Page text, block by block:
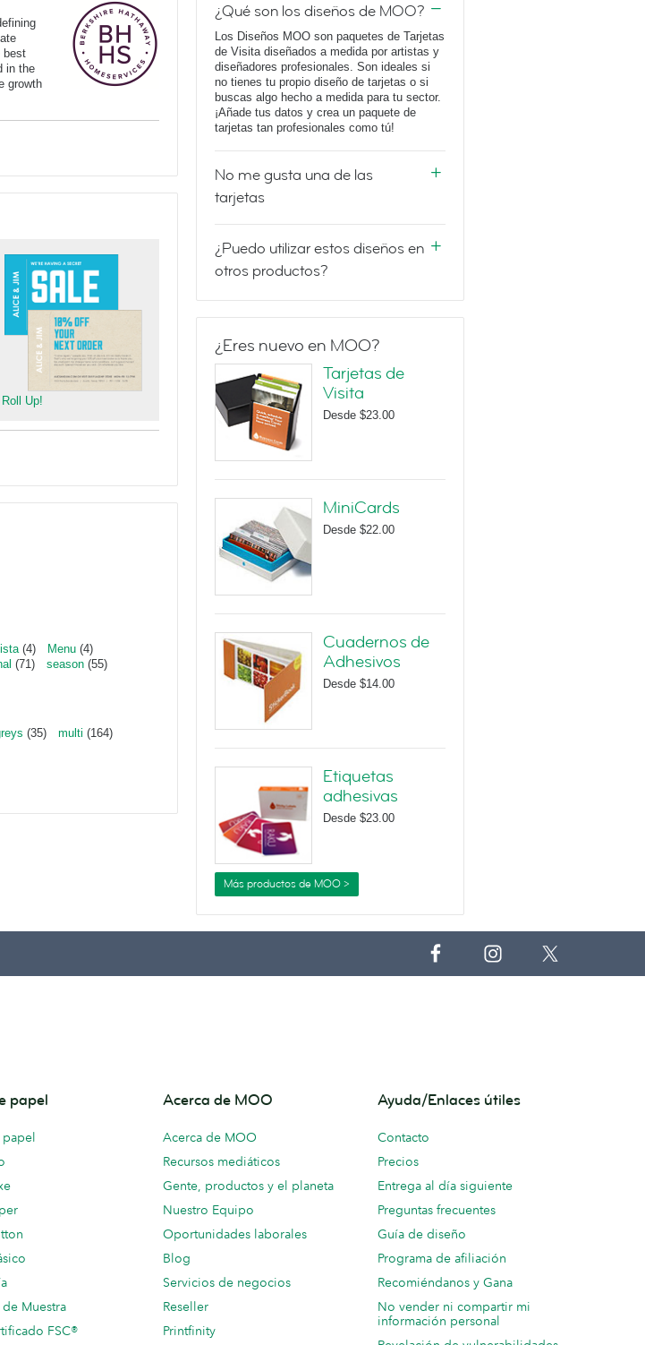
best
in the
growth
Roll Up!
(4) Menu (4)
(71) season (55)
(35) multi (164)
¿Qué son los diseños de MOO?
Los Diseños MOO son paquetes de Tarjetas
de Visita diseñados a medida por artistas y
diseñadores profesionales. Son ideales si
no tienes tu propio diseño de tarjetas o si
buscas algo hecho a medida para tu sector.
¡Añade tus datos y crea un paquete de
tarjetas tan profesionales como tú!
No me gusta una de las
tarjetas
¿Puedo utilizar estos diseños en
otros productos?
¿Eres nuevo en MOO?
Tarjetas de
Visita
Desde $23.00
MiniCards
Desde $22.00
Cuadernos de
Adhesivos
Desde $14.00
Etiquetas
adhesivas
Desde $23.00
Más productos de MOO >
papel
de Muestra
FSC®
Acerca de MOO
Acerca de MOO
Recursos mediáticos
Gente, productos y el planeta
Nuestro Equipo
Oportunidades laborales
Blog
Servicios de negocios
Reseller
Printfinity
Ayuda/Enlaces útiles
Contacto
Precios
Entrega al día siguiente
Preguntas frecuentes
Guía de diseño
Programa de afiliación
Recomiéndanos y Gana
No vender ni compartir mi
información personal